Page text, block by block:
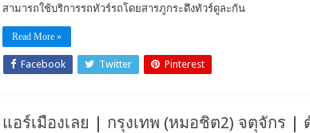
สามารถใช้บริการรถทัวร์รถโดยสารภูกระดึงทัวร์ดูละกัน
Read More »
Facebook Twitter Pinterest
แอร์เมืองเลย | กรุงเทพ (หมอชิต2) จตุจักร |